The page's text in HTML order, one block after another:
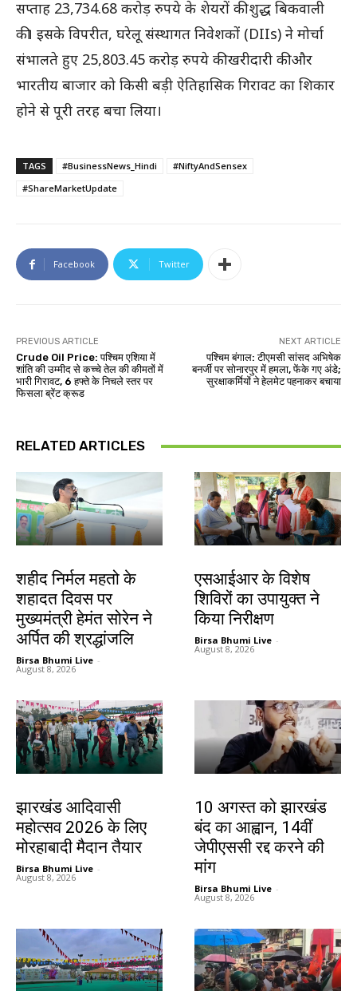
सप्ताह 23,734.68 करोड़ रुपये के शेयरों की शुद्ध बिकवाली
की। इसके विपरीत, घरेलू संस्थागत निवेशकों (DIIs) ने मोर्चा
संभालते हुए 25,803.45 करोड़ रुपये की खरीदारी की और
भारतीय बाजार को किसी बड़ी ऐतिहासिक गिरावट का शिकार
होने से पूरी तरह बचा लिया।
TAGS #BusinessNews_Hindi
#NiftyAndSensex
#ShareMarketUpdate
Facebook Twitter
PREVIOUS ARTICLE
Crude Oil Price: पश्चिम एशिया में
शांति की उम्मीद से कच्चे तेल की कीमतों में
भारी गिरावट, 6 हफ्ते के निचले स्तर पर
फिसला ब्रेंट क्रूड
NEXT ARTICLE
पश्चिम बंगाल: टीएमसी सांसद अभिषेक
बनर्जी पर सोनारपुर में हमला, फेंके गए अंडे;
सुरक्षाकर्मियों ने हेलमेट पहनाकर बचाया
RELATED ARTICLES
शहीद निर्मल महतो के
शहादत दिवस पर
मुख्यमंत्री हेमंत सोरेन ने
अर्पित की श्रद्धांजलि
Birsa Bhumi Live -
August 8, 2026
एसआईआर के विशेष
शिविरों का उपायुक्त ने
किया निरीक्षण
Birsa Bhumi Live -
August 8, 2026
झारखंड आदिवासी
महोत्सव 2026 के लिए
मोरहाबादी मैदान तैयार
Birsa Bhumi Live -
August 8, 2026
10 अगस्त को झारखंड
बंद का आह्वान, 14वीं
जेपीएससी रद्द करने की
मांग
Birsa Bhumi Live -
August 8, 2026